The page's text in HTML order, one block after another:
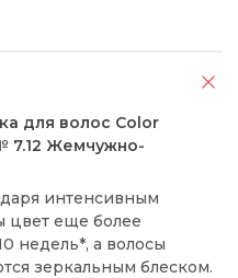
для волос Color
7.12 Жемчужно-
интенсивным
цвет еще более
недель*, а волосы
зеркальным блеском.